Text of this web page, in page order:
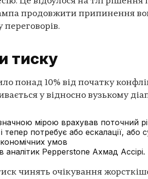
продовжити припинення
переговорів.
тиску
понад 10% від початку
у відносно вузькому
мірою врахував поточний
тепер потребує або ескалації, або
умов
аналітик Pepperstone Ахмад Ассірі.
чинять очікування